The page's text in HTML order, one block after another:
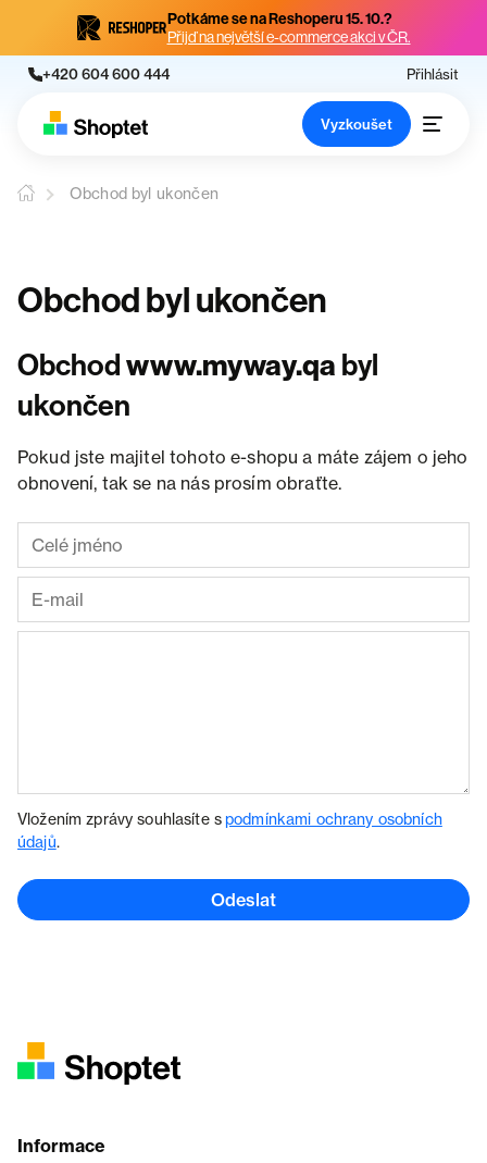
Potkáme se na Reshoperu 15. 10.?
Přijď na největší e-commerce akci v ČR.
+420 604 600 444 Přihlásit
Vyzkoušet
Obchod byl ukončen
Obchod byl ukončen
Obchodwww.myway.qa byl
ukončen
Pokud jste majitel tohoto e-shopu a máte zájem o jeho
obnovení, tak se na nás prosím obraťte.
Vložením zprávy souhlasíte spodmínkami ochrany osobních
údajů.
Odeslat
Informace